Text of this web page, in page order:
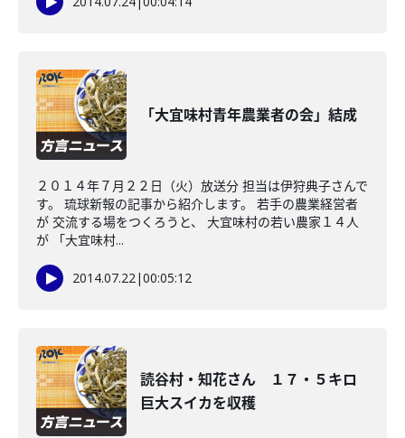
「大宜味村青年農業者の会」結成
２０１４年７月２２日（火）放送分 担当は伊狩典子さんで
す。 琉球新報の記事から紹介します。 若手の農業経営者
が 交流する場をつくろうと、 大宜味村の若い農家１４人
が 「大宜味村...
2014.07.22|00:05:12
読谷村・知花さん １７・５キロ
巨大スイカを収穫